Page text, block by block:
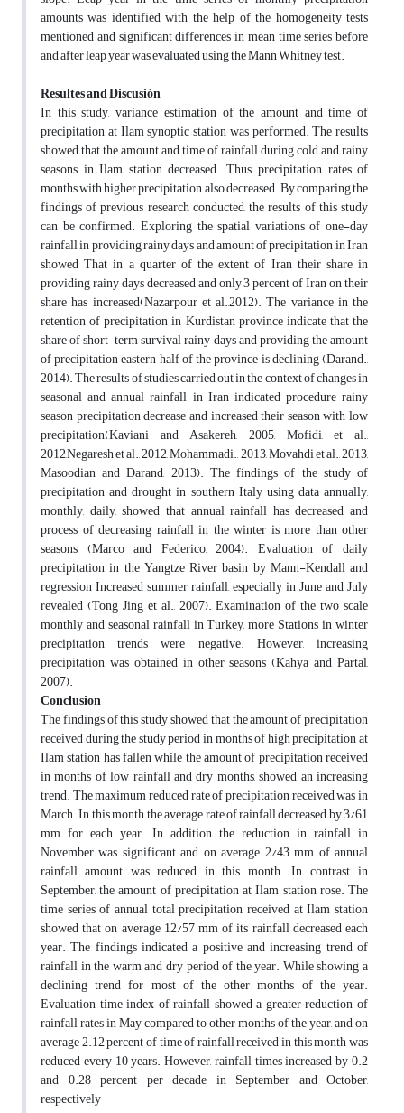
amounts was identified with the help of the homogeneity tests
mentioned and significant differences in mean time series before
and after leap year was evaluated using the Mann Whitney test.
Resultes and Discusión
In this study, variance estimation of the amount and time of
precipitation at Ilam synoptic station was performed. The results
showed that the amount and time of rainfall during cold and rainy
seasons in Ilam station decreased. Thus, precipitation rates of
months with higher precipitation also decreased. By comparing the
findings of previous research conducted, the results of this study
can be confirmed. Exploring the spatial variations of one-day
rainfall in providing rainy days and amount of precipitation in Iran
showed That in a quarter of the extent of Iran their share in
providing rainy days decreased and only 3 percent of Iran on their
share has increased(Nazarpour et al.,2012). The variance in the
retention of precipitation in Kurdistan province indicate that the
share of short-term survival rainy days and providing the amount
of precipitation eastern half of the province is declining (Darand.,
2014). The results of studies carried out in the context of changes in
seasonal and annual rainfall in Iran indicated procedure rainy
season precipitation decrease and increased their season with low
precipitation(Kaviani and Asakereh, 2005, Mofidi, et al.,
2012,Negaresh et al., 2012, Mohammadi., 2013, Movahdi et al., 2013,
Masoodian and Darand, 2013). The findings of the study of
precipitation and drought in southern Italy using data annually,
monthly, daily, showed that annual rainfall has decreased and
process of decreasing rainfall in the winter is more than other
seasons (Marco and Federico, 2004). Evaluation of daily
precipitation in the Yangtze River basin by Mann-Kendall and
regression Increased summer rainfall, especially in June and July
revealed (Tong Jing et al., 2007). Examination of the two scale
monthly and seasonal rainfall in Turkey, more Stations in winter
precipitation trends were negative. However, increasing
precipitation was obtained in other seasons (Kahya and Partal,
2007).
Conclusion
The findings of this study showed that the amount of precipitation
received during the study period in months of high precipitation at
Ilam station has fallen while the amount of precipitation received
in months of low rainfall and dry months, showed an increasing
trend. The maximum reduced rate of precipitation received was in
March. In this month, the average rate of rainfall decreased by 3/61
mm for each year. In addition, the reduction in rainfall in
November was significant and on average 2/43 mm of annual
rainfall amount was reduced in this month. In contrast, in
September, the amount of precipitation at Ilam station rose. The
time series of annual total precipitation received at Ilam station
showed that on average 12/57 mm of its rainfall decreased each
year. The findings indicated a positive and increasing trend of
rainfall in the warm and dry period of the year. While showing a
declining trend for most of the other months of the year.
Evaluation time index of rainfall showed a greater reduction of
rainfall rates in May compared to other months of the year, and on
average 2.12 percent of time of rainfall received in this month was
reduced every 10 years. However, rainfall times increased by 0.2
and 0.28 percent per decade in September and October,
respectively